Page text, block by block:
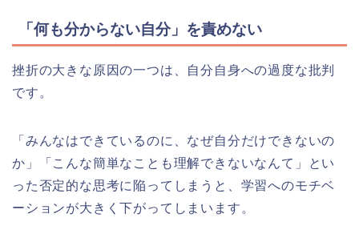
「何も分からない自分」を責めない
挫折の大きな原因の一つは、自分自身への過度な批判
です。
「みんなはできているのに、なぜ自分だけできないの
か」「こんな簡単なことも理解できないなんて」とい
った否定的な思考に陥ってしまうと、学習へのモチベ
ーションが大きく下がってしまいます。